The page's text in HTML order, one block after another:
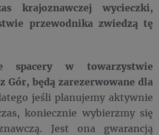
krajoznawczej wycieczki,
przewodnika zwiedzą tę
spacery w towarzystwie
Gór, będą zarezerwowane dla
jeśli planujemy aktywnie
koniecznie wybierzmy się
Jest ona gwarancją